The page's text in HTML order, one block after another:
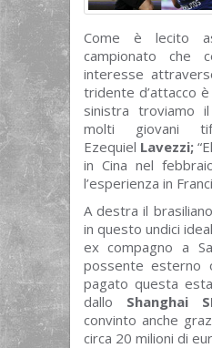
Come è lecito
campionato che
interesse
tridente d’attacco
sinistra troviamo
molti giovani
Ezequiel Lavezzi;
in Cina nel
l’esperienza in
A destra il brasiliano
in questo undici
ex compagno a
possente esterno
pagato questa
dallo Shanghai
convinto anche
circa 20 milioni di